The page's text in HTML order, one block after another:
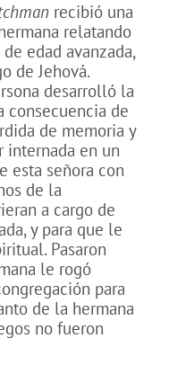
recibió una
relatando
edad avanzada,
de Jehová.
desarrolló la
consecuencia de
de memoria y
en un
esta señora con
de la
a cargo de
y para que le
Pasaron
le rogó
para
de la hermana
no fueron